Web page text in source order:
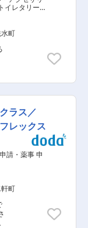
イレタリー）
町
ラス／
レックス
申請・薬事 申
町